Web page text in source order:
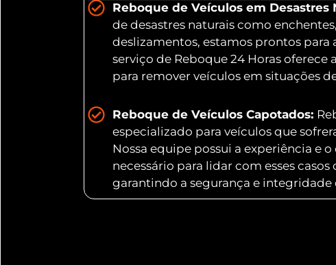
Reboque de Veículos em Desastres
de desastres naturais como
deslizamentos, estamos prontos para
serviço de Reboque 24 Horas oferece
para remover veículos em situações
Reboque de Veículos Capotados:
especializado para veículos que
Nossa equipe possui a experiência e
necessário para lidar com esses casos
garantindo a segurança e integridade